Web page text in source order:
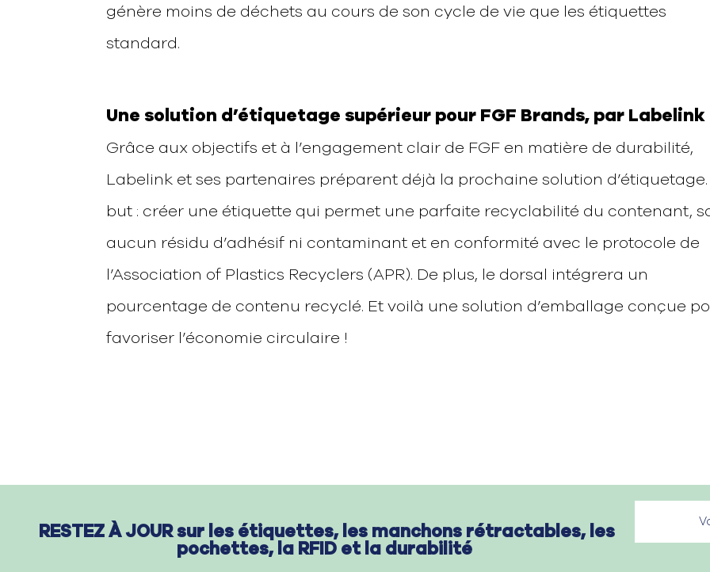
génère moins de déchets au cours de son cycle de vie que les étiquettes
standard.
Une solution d’étiquetage supérieur pour FGF Brands, par Labelink
Grâce aux objectifs et à l’engagement clair de FGF en matière de durabilité,
Labelink et ses partenaires préparent déjà la prochaine solution d’étiquetage.
but : créer une étiquette qui permet une parfaite recyclabilité du contenant,
aucun résidu d’adhésif ni contaminant et en conformité avec le protocole de
l’Association of Plastics Recyclers (APR). De plus, le dorsal intégrera un
pourcentage de contenu recyclé. Et voilà une solution d’emballage conçue
favoriser l’économie circulaire !
RESTEZ À JOUR sur les étiquettes, les manchons rétractables, les
pochettes,la RFID et la durabilité